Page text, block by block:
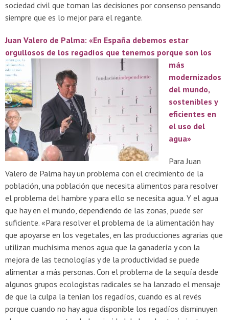
sociedad civil que toman las decisiones por consenso pensando
siempre que es lo mejor para el regante.
Juan Valero de Palma: «En España debemos estar
orgullosos de los regadíos que tenemos porque son los
más
modernizados
del mundo,
sostenibles y
eficientes en
el uso del
agua»
Para Juan
Valero de Palma hay un problema con el crecimiento de la
población, una población que necesita alimentos para resolver
el problema del hambre y para ello se necesita agua. Y el agua
que hay en el mundo, dependiendo de las zonas, puede ser
suficiente. «Para resolver el problema de la alimentación hay
que apoyarse en los vegetales, en las producciones agrarias que
utilizan muchísima menos agua que la ganadería y con la
mejora de las tecnologías y de la productividad se puede
alimentar a más personas. Con el problema de la sequía desde
algunos grupos ecologistas radicales se ha lanzado el mensaje
de que la culpa la tenían los regadíos, cuando es al revés
porque cuando no hay agua disponible los regadíos disminuyen